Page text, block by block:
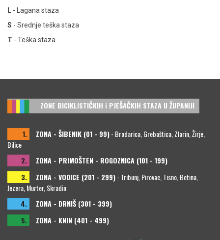
L - Lagana staza
S - Srednje teška staza
T - Teška staza
ZONE BICIKLISTIČKIH i PJEŠAČKIH STAZA U ŽUPANIJI
1. ZONA - ŠIBENIK (01 - 99)- Brodarica, Grebaštica, Zlarin, Žirje,
Bilice
2.
ZONA - PRIMOŠTEN - ROGOZNICA (101 - 199)
3.
ZONA - VODICE (201 - 299)- Tribunj, Pirovac, Tisno, Betina,
Jezera, Murter, Skradin
4.
ZONA - DRNIŠ (301 - 399)
5.
ZONA - KNIN (401 - 499)